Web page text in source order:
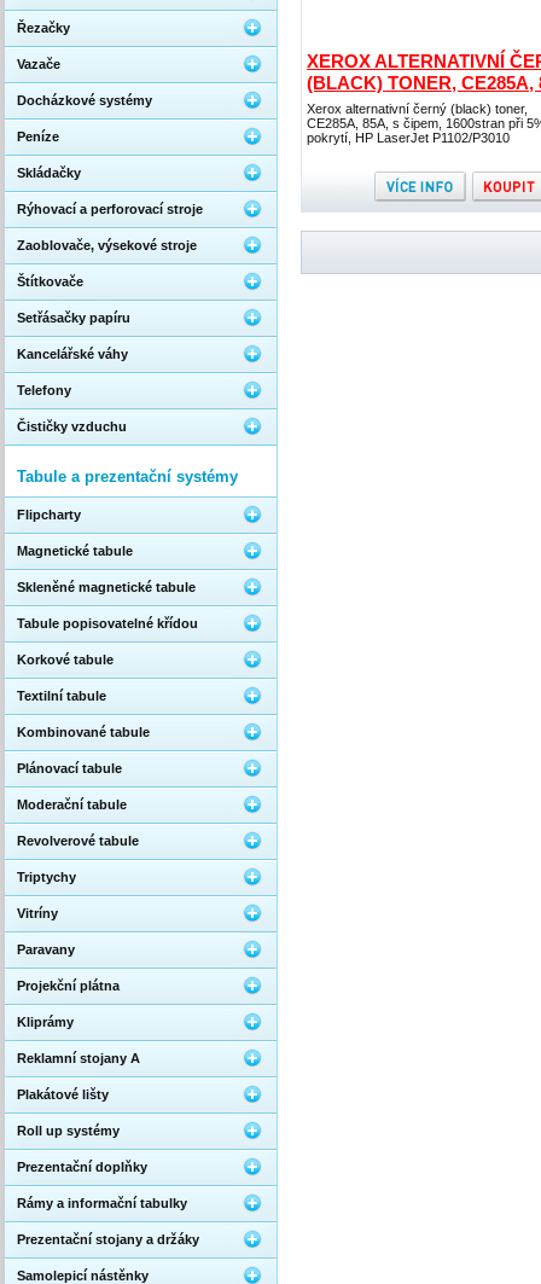
XEROX ALTERNATIVNÍ
(BLACK) TONER, CE285A,
Xerox alternativní černý (black) toner,
CE285A, 85A, s čipem, 1600stran při
pokrytí, HP LaserJet P1102/P3010
Řezačky
Vazače
Docházkové systémy
Peníze
Skládačky
Rýhovací a perforovací stroje
Zaoblovače, výsekové stroje
Štítkovače
Setřásačky papíru
Kancelářské váhy
Telefony
Čističky vzduchu
Tabule a prezentační systémy
Flipcharty
Magnetické tabule
Skleněné magnetické tabule
Tabule popisovatelné křídou
Korkové tabule
Textilní tabule
Kombinované tabule
Plánovací tabule
Moderační tabule
Revolverové tabule
Triptychy
Vitríny
Paravany
Projekční plátna
Kliprámy
Reklamní stojany A
Plakátové lišty
Roll up systémy
Prezentační doplňky
Rámy a informační tabulky
Prezentační stojany a držáky
Samolepicí nástěnky